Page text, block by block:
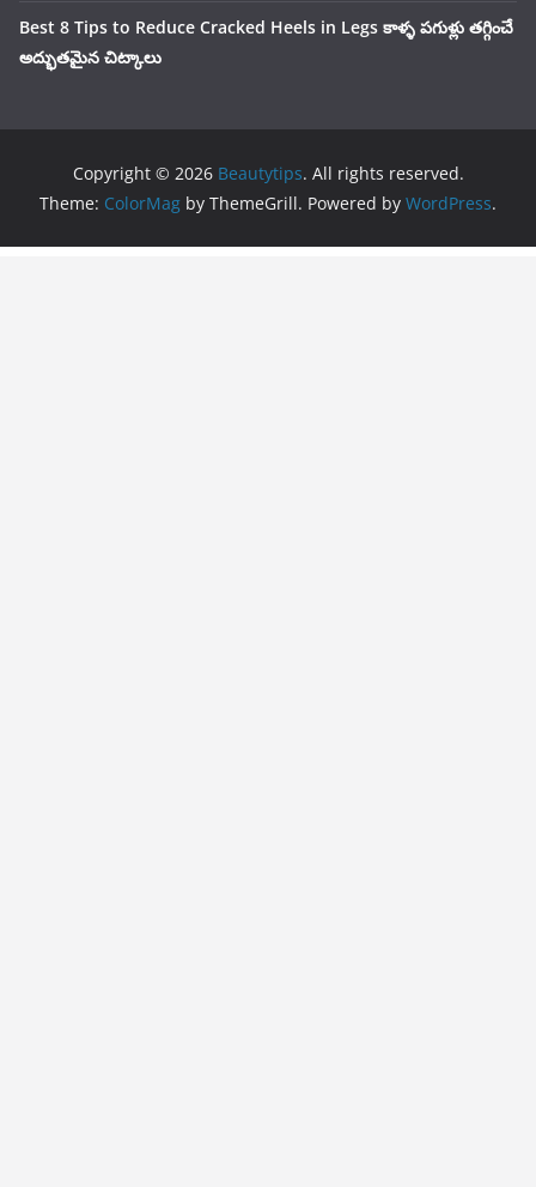
Best 8 Tips to Reduce Cracked Heels in Legs కాళ్ళ పగుళ్లు తగ్గించే
అద్భుతమైన చిట్కాలు
Copyright © 2026 Beautytips. All rights reserved.
Theme: ColorMag by ThemeGrill. Powered by WordPress.